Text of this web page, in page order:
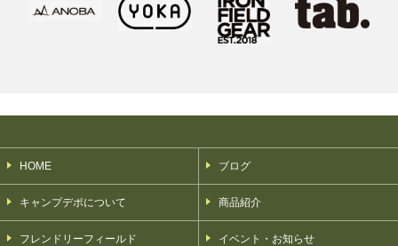
HOME
キャンプデポについて
フレンドリーフィールド
ブログ
商品紹介
イベント・お知らせ